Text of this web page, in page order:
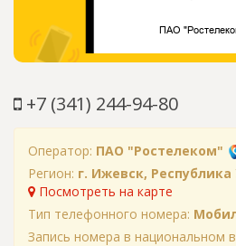
+7 (341) 244-94-80
Оператор: ПАО "Ростелеком"
Регион: г. Ижевск,
Посмотреть на карте
Тип телефонного номера:
Запись номера в национальном